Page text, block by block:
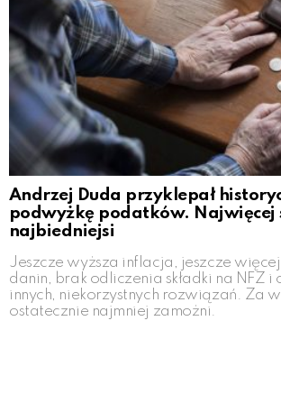
Andrzej Duda przyklepał
podwyżkę podatków. Najwięcej
najbiedniejsi
Jeszcze wyższa inflacja, jeszcze
danin, brak odliczenia składki na NFZ i
innych, niekorzystnych rozwiązań. Za
ostatecznie najmniej zamożni.